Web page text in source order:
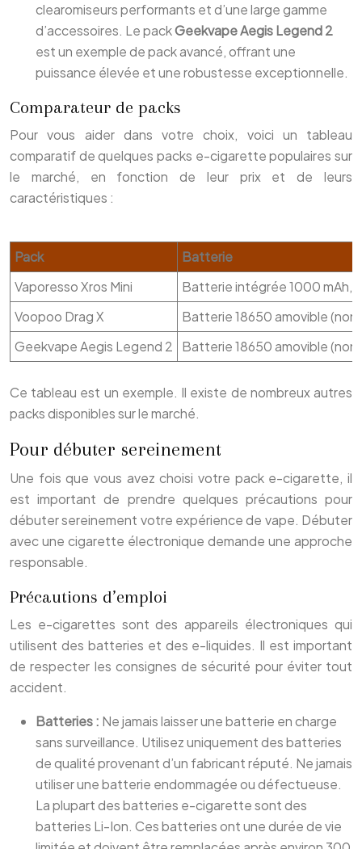
clearomiseurs performants et d’une large gamme
d’accessoires. Le packGeekvape Aegis Legend 2
est un exemple de pack avancé, offrant une
puissance élevée et une robustesse exceptionnelle.
Comparateur de packs
Pour vous aider dans votre choix, voici un tableau
comparatif de quelques packs e-cigarette populaires sur
le marché, en fonction de leur prix et de leurs
caractéristiques :
Pack
Batterie
Vaporesso Xros Mini
Batterie intégrée 1000 mAh,
Voopoo Drag X
Batterie 18650 amovible
Geekvape Aegis Legend 2
Batterie 18650 amovible
Ce tableau est un exemple. Il existe de nombreux autres
packs disponibles sur le marché.
Pour débuter sereinement
Une fois que vous avez choisi votre pack e-cigarette, il
est important de prendre quelques précautions pour
débuter sereinement votre expérience de vape. Débuter
avec une cigarette électronique demande une approche
responsable.
Précautions d’emploi
Les e-cigarettes sont des appareils électroniques qui
utilisent des batteries et des e-liquides. Il est important
de respecter les consignes de sécurité pour éviter tout
accident.
Batteries : Ne jamais laisser une batterie en charge
sans surveillance. Utilisez uniquement des batteries
de qualité provenant d’un fabricant réputé. Ne jamais
utiliser une batterie endommagée ou défectueuse.
La plupart des batteries e-cigarette sont des
batteries Li-Ion. Ces batteries ont une durée de vie